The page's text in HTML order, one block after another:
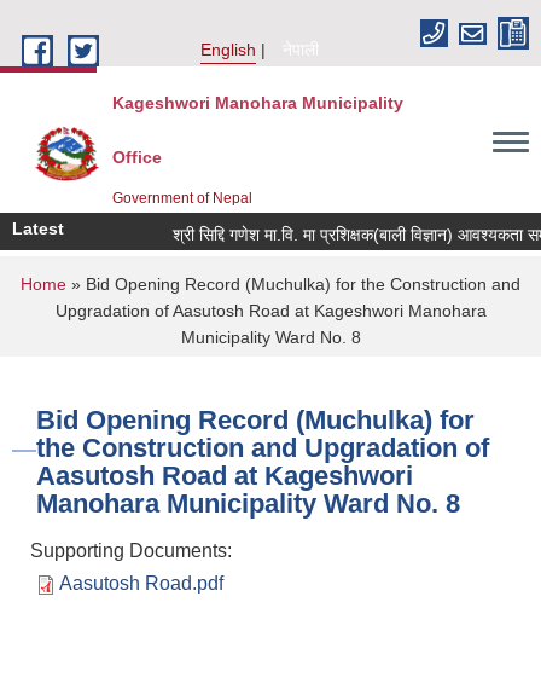
English
नेपाली
Kageshwori Manohara Municipality
Office
Government of Nepal
Latest श्री सिद्दि गणेश मा.वि. मा प्रशिक्षक(बाली विज्ञान) आवश्यकता सम्बन्धी
You are here
Home » Bid Opening Record (Muchulka) for the Construction and
Upgradation of Aasutosh Road at Kageshwori Manohara
Municipality Ward No. 8
Bid Opening Record (Muchulka) for
the Construction and Upgradation of
Aasutosh Road at Kageshwori
Manohara Municipality Ward No. 8
Supporting Documents:
Aasutosh Road.pdf